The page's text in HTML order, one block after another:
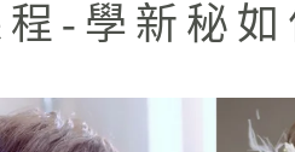
-學新秘